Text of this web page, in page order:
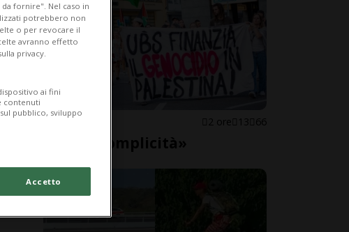
LOCARNO 2 ore 13 66
«Basta complicità»
fornire". Nel caso in
potrebbero non
o per revocare il
avranno effetto
privacy.
ai fini
contenuti
pubblico, sviluppo
Accetto